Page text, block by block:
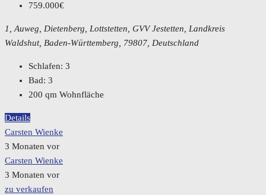
759.000€
1, Auweg, Dietenberg, Lottstetten, GVV Jestetten, Landkreis
Waldshut, Baden-Württemberg, 79807, Deutschland
Schlafen: 3
Bad: 3
200 qm Wohnfläche
Details
Carsten Wienke
3 Monaten vor
Carsten Wienke
3 Monaten vor
zu verkaufen